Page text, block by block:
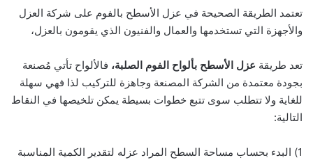
تعتمد الطريقة الصحيحة في عزل الأسطح بالفوم على شركة العزل
والأجهزة التي تستخدمها والعمال والفنيون الذي يقومون بالعزل،
تعد طريقة عزل الأسطح بألواح الفوم الصلبة، فالألواح تأتي مُصنعة
بجودة معتمدة من الشركة المصنعة وجاهزة للتركيب لذا فهي سهلة
للغاية ولا تتطلب سوى تتبع خطوات بسيطة يمكن تلخيصها في النقاط
التالية:
1) البدء بحساب مساحة السطح المراد عزله لتقدير الكمية المناسبة